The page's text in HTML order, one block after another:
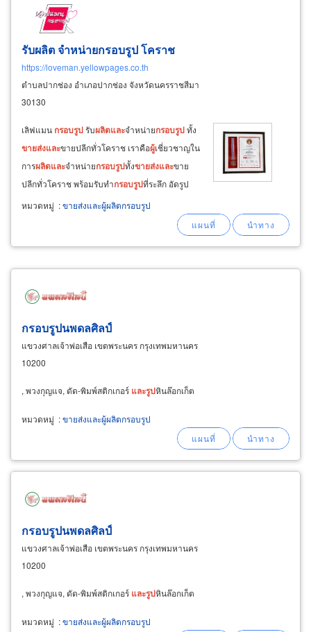
รับผลิต จำหน่ายกรอบรูป โคราช
https://loveman.yellowpages.co.th
ตำบลปากช่อง อำเภอปากช่อง จังหวัดนครราชสีมา
30130
เลิฟแมน กรอบรูป รับผลิตและจำหน่ายกรอบรูปทั้ง
ขายส่งและขายปลีกทั่วโคราช เราคือผู้เชี่ยวชาญใน
การผลิตและจำหน่ายกรอบรูปทั้งขายส่งและขาย
ปลีกทั่วโคราช พร้อมรับทำกรอบรูปที่ระลึก อัดรูป
กรอบลอยราคาถูกและทำกรอบรูปรับปริญญา เพื่อ
เก็บภาพประทับใจ หรือใช้เป็นของขวัญในโอกาส
พิเศษต่าง ๆ เช่น ปีใหม่ วันเกิด หรือวันสำคัญอื่น
หมวดหมู่ :ขายส่งและผู้ผลิตกรอบรูป
กรอบรูปนพดลศิลป์
แขวงศาลเจ้าพ่อเสือ เขตพระนคร กรุงเทพมหานคร
10200
, พวงกุญแจ, ดัด-พิมพ์สติกเกอร์ และรูปหินล๊อกเก็ต
หมวดหมู่ :ขายส่งและผู้ผลิตกรอบรูป
กรอบรูปนพดลศิลป์
แขวงศาลเจ้าพ่อเสือ เขตพระนคร กรุงเทพมหานคร
10200
, พวงกุญแจ, ดัด-พิมพ์สติกเกอร์ และรูปหินล๊อกเก็ต
หมวดหมู่ :ขายส่งและผู้ผลิตกรอบรูป